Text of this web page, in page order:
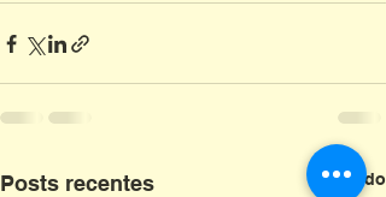
Posts recentes Ver tudo